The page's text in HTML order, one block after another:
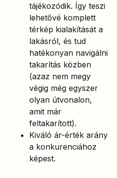
tájékozódik. Így teszi
lehetővé komplett
térkép kialakítását a
lakásról, és tud
hatékonyan navigálni
takarítás közben
(azaz nem megy
végig még egyszer
olyan útvonalon,
amit már
feltakarított).
Kiváló ár-érték arány
a konkurenciához
képest.